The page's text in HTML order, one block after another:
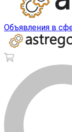
Объявления в